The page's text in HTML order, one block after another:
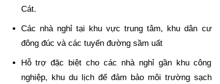
Cát.
Các nhà nghỉ tại khu vực trung tâm, khu dân cư
đông đúc và các tuyến đường sầm uất
Hỗ trợ đặc biệt cho các nhà nghỉ gần khu công
nghiệp, khu du lịch để đảm bảo môi trường sạch